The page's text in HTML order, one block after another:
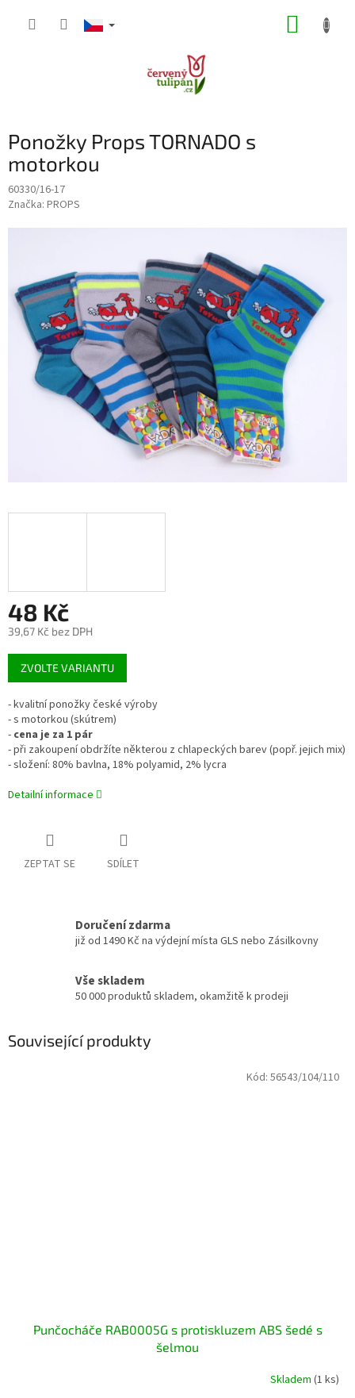
Ponožky Props TORNADO s
motorkou
60330/16-17
Značka: PROPS
48 Kč
39,67 Kč bez DPH
Měrná
cena:
ZVOLTE VARIANTU
- kvalitní ponožky české výroby
- s motorkou (skútrem)
- cena je za 1 pár
- při zakoupení obdržíte některou z chlapeckých barev (popř. jejich mix)
- složení: 80% bavlna, 18% polyamid, 2% lycra
Detailní informace
ZEPTAT SE SDÍLET
Doručení zdarma
již od 1490 Kč na výdejní místa GLS nebo Zásilkovny
Vše skladem
50 000 produktů skladem, okamžitě k prodeji
Související produkty
Punčocháče RAB0005G s protiskluzem ABS šedé s
šelmou
Skladem (1 ks)
Kód: 56543/104/110